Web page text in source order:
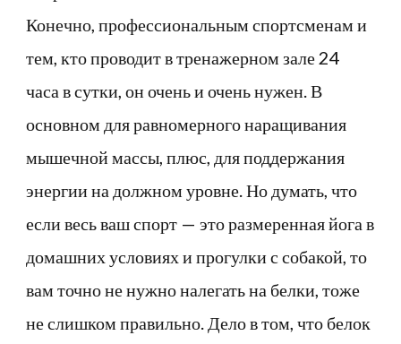
Конечно, профессиональным спортсменам и
тем, кто проводит в тренажерном зале 24
часа в сутки, он очень и очень нужен. В
основном для равномерного наращивания
мышечной массы, плюс, для поддержания
энергии на должном уровне. Но думать, что
если весь ваш спорт — это размеренная йога в
домашних условиях и прогулки с собакой, то
вам точно не нужно налегать на белки, тоже
не слишком правильно. Дело в том, что белок